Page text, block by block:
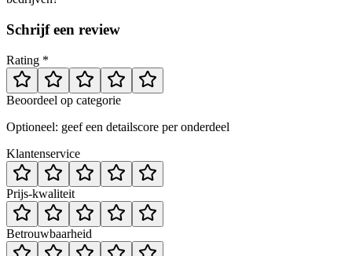
Schrijf een review
Rating *
Beoordeel op categorie
Optioneel: geef een detailscore per onderdeel
Klantenservice
Prijs-kwaliteit
Betrouwbaarheid